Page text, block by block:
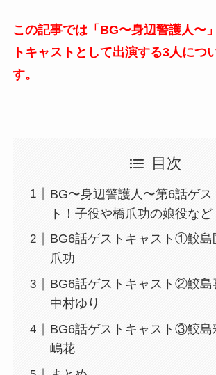
この記事では「BG〜身辺警護人〜
トキャストとして出演する3人につ
す。
目次
BG〜身辺警護人〜第6話ゲス
ト！子役や橋爪功の娘役など
BG6話ゲストキャスト①鮫
爪功
BG6話ゲストキャスト②鮫
中村ゆり
BG6話ゲストキャスト③鮫
嶋花